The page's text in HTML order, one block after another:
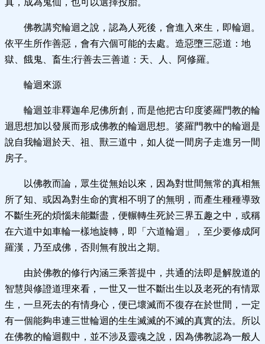
真，成為鬼仙，也可以選擇投胎。
佛教講究輪迴之說，認為人死後，會進入來生，即輪迴。
依平生所作善惡，會有六個可能的去處。造惡墮三惡道：地
獄、餓鬼、畜生;行善去三善道：天、人、阿修羅。
輪迴來源
輪迴並非釋迦牟尼佛所創，而是他把古印度婆羅門教的輪
迴思想加以發展而形成佛教的輪迴思想。婆羅門教中的輪迴是
說自我輪迴於天、祖、獸三道中，如人從一間房子走進另一間
房子。
以佛教而論，眾生從無始以來，因為對世間無常的真相無
所了知、或因為對生命的實相不明了的無明，而產生種種導致
不斷生死的煩惱未能斷盡，便輾轉生死於三界五趣之中，或稱
在六道中如車輪一樣地旋轉，即「六道輪迴」，至少要修成阿
羅漢，乃至成佛，否則無有脫出之期。
由於佛教的修行內涵三乘菩提中，共通的法即是解脫道的
智慧與修證道理來看，一世又一世不斷出生以及老死的有情眾
生，一旦死去的有情身心，便已壞滅而不復存在於世間，一定
有一個能夠串連三世輪迴的生生滅滅的不滅的真實的法。所以
在佛教的輪迴觀中，並不涉及靈魂之說，因為佛教認為一般人